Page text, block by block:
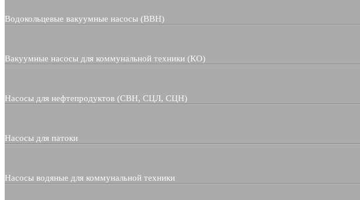
Водокольцевые вакуумные насосы (ВВН)
Вакуумные насосы для коммунальной техники (КО)
Насосы для нефтепродуктов (СВН, СЦЛ, СЦН)
Насосы для патоки
Насосы водяные для коммунальной техники